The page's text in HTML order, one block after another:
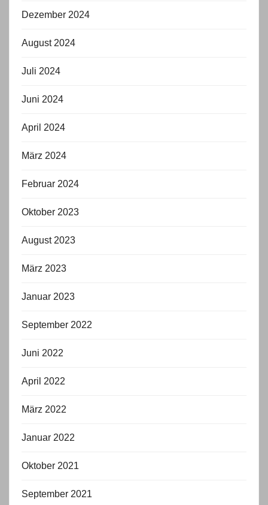
Dezember 2024
August 2024
Juli 2024
Juni 2024
April 2024
März 2024
Februar 2024
Oktober 2023
August 2023
März 2023
Januar 2023
September 2022
Juni 2022
April 2022
März 2022
Januar 2022
Oktober 2021
September 2021